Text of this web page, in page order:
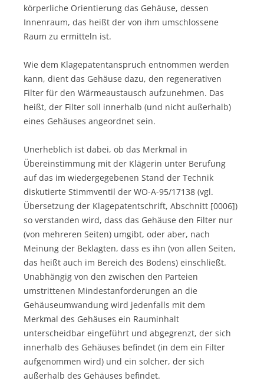
körperliche Orientierung das Gehäuse, dessen
Innenraum, das heißt der von ihm umschlossene
Raum zu ermitteln ist.
Wie dem Klagepatentanspruch entnommen werden
kann, dient das Gehäuse dazu, den regenerativen
Filter für den Wärmeaustausch aufzunehmen. Das
heißt, der Filter soll innerhalb (und nicht außerhalb)
eines Gehäuses angeordnet sein.
Unerheblich ist dabei, ob das Merkmal in
Übereinstimmung mit der Klägerin unter Berufung
auf das im wiedergegebenen Stand der Technik
diskutierte Stimmventil der WO-A-95/17138 (vgl.
Übersetzung der Klagepatentschrift, Abschnitt [0006])
so verstanden wird, dass das Gehäuse den Filter nur
(von mehreren Seiten) umgibt, oder aber, nach
Meinung der Beklagten, dass es ihn (von allen Seiten,
das heißt auch im Bereich des Bodens) einschließt.
Unabhängig von den zwischen den Parteien
umstrittenen Mindestanforderungen an die
Gehäuseumwandung wird jedenfalls mit dem
Merkmal des Gehäuses ein Rauminhalt
unterscheidbar eingeführt und abgegrenzt, der sich
innerhalb des Gehäuses befindet (in dem ein Filter
aufgenommen wird) und ein solcher, der sich
außerhalb des Gehäuses befindet.